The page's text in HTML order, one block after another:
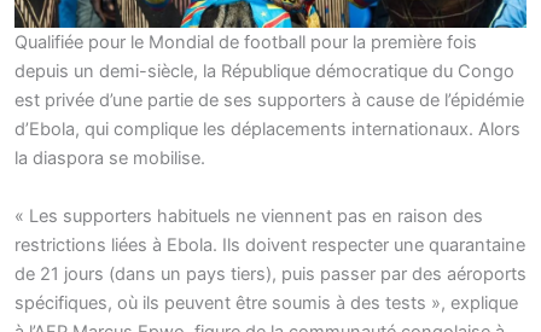
Qualifiée pour le Mondial de football pour la première fois
depuis un demi-siècle, la République démocratique du Congo
est privée d’une partie de ses supporters à cause de l’épidémie
d’Ebola, qui complique les déplacements internationaux. Alors
la diaspora se mobilise.
« Les supporters habituels ne viennent pas en raison des
restrictions liées à Ebola. Ils doivent respecter une quarantaine
de 21 jours (dans un pays tiers), puis passer par des aéroports
spécifiques, où ils peuvent être soumis à des tests », explique